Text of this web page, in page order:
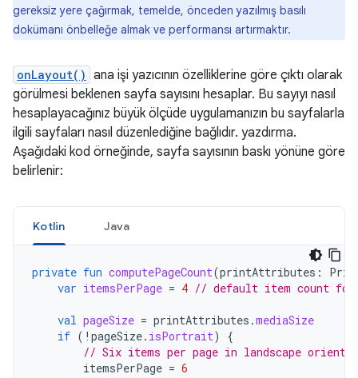
gereksiz yere çağırmak, temelde, önceden yazılmış basılı
dokümanı önbelleğe almak ve performansı artırmaktır.
onLayout() ana işi yazıcının özelliklerine göre çıktı olarak
görülmesi beklenen sayfa sayısını hesaplar. Bu sayıyı nasıl
hesaplayacağınız büyük ölçüde uygulamanızın bu sayfalarla
ilgili sayfaları nasıl düzenlediğine bağlıdır. yazdırma.
Aşağıdaki kod örneğinde, sayfa sayısının baskı yönüne göre
belirlenir:
Kotlin Java
private fun computePageCount(printAttributes :
var itemsPerPage = 4 // default item count for
val pageSize = printAttributes .mediaSize
if ( ! pageSize. isPortrait)
{
// Six items per page in landscape
itemsPerPage = 6